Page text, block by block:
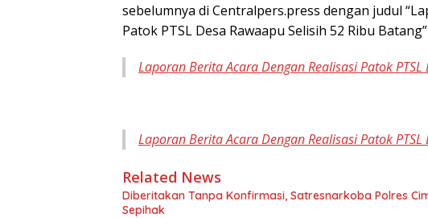
sebelumnya di Centralpers.press dengan judul
Patok PTSL Desa Rawaapu Selisih 52 Ribu
Laporan Berita Acara Dengan Realisasi Patok
Laporan Berita Acara Dengan Realisasi Patok
Related News
Diberitakan Tanpa Konfirmasi, Satresnarkoba Polres
Sepihak